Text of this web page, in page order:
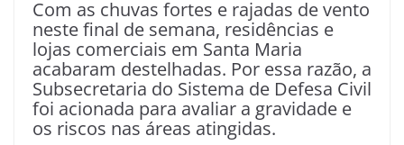
Com as chuvas fortes e rajadas de vento
neste final de semana, residências e
lojas comerciais em Santa Maria
acabaram destelhadas. Por essa razão, a
Subsecretaria do Sistema de Defesa Civil
foi acionada para avaliar a gravidade e
os riscos nas áreas atingidas.